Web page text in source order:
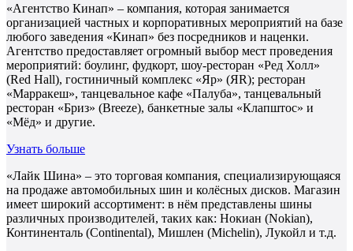
«Агентство Кинап» – компания, которая занимается
организацией частных и корпоративных мероприятий на базе
любого заведения «Кинап» без посредников и наценки.
Агентство предоставляет огромный выбор мест проведения
мероприятий: боулинг, фудкорт, шоу-ресторан «Ред Холл»
(Red Hall), гостиничный комплекс «Яр» (ЯR); ресторан
«Марракеш», танцевальное кафе «Палуба», танцевальный
ресторан «Бриз» (Breeze), банкетные залы «Клапштос» и
«Мёд» и другие.
Узнать больше
«Лайк Шина» – это торговая компания, специализирующаяся
на продаже автомобильных шин и колёсных дисков. Магазин
имеет широкий ассортимент: в нём представлены шины
различных производителей, таких как: Нокиан (Nokian),
Континенталь (Continental), Мишлен (Michelin), Лукойл и т.д.